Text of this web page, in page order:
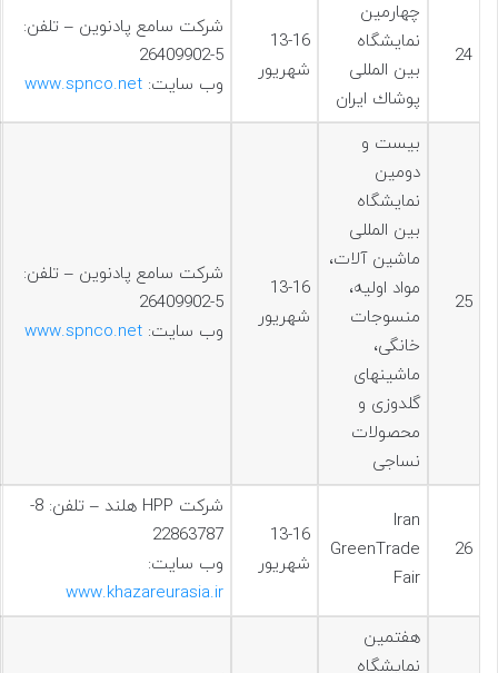
24
چهارمين
نمايشگاه
بین المللی
پوشاك ایران
13-16
شهریور
شرکت سامع پادنوین – تلفن:
5-26409902
وب سایت: www.spnco.net
25
بيست و
دومين
نمایشگاه
بین المللی
ماشین آلات،
مواد اولیه،
منسوجات
خانگی،
ماشینهای
گلدوزی و
محصولات
نساجی
13-16
شهریور
شرکت سامع پادنوین – تلفن:
5-26409902
وب سایت: www.spnco.net
26
Iran
GreenTrade
Fair
13-16
شهریور
شرکت HPP هلند – تلفن: 8-
22863787
وب سایت:
www.khazareurasia.ir
هفتمین
نمایشگاه